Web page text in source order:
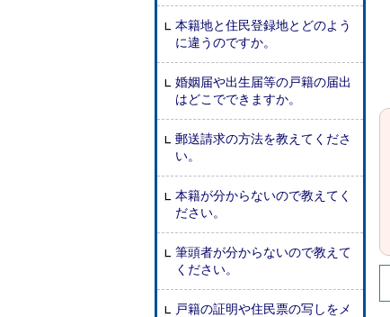
本籍地と住民登録地とどのよう
に違うのですか。
婚姻届や出生届等の戸籍の届出
はどこでできますか。
郵送請求の方法を教えてくださ
い。
本籍が分からないので教えてく
ださい。
筆頭者が分からないので教えて
ください。
戸籍の証明や住民票の写しをメ